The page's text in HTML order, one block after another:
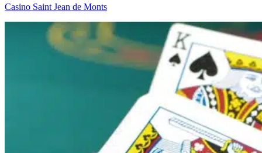
Casino Saint Jean de Monts